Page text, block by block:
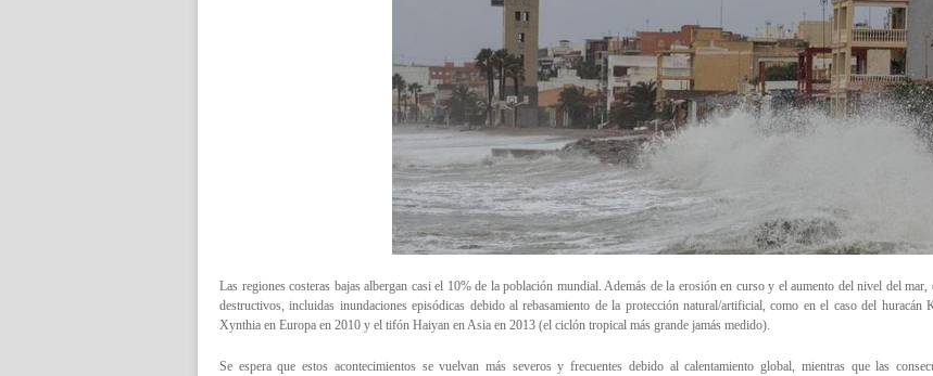
Las regiones costeras bajas albergan casi el 10% de la población mundial. Además de la erosión en curso y el aumento del nivel del mar,
destructivos, incluidas inundaciones episódicas debido al rebasamiento de la protección natural/artificial, como en el caso del
Xynthia en Europa en 2010 y el tifón Haiyan en Asia en 2013 (el ciclón tropical más grande jamás medido).
Se espera que estos acontecimientos se vuelvan más severos y frecuentes debido al calentamiento global, mientras que las